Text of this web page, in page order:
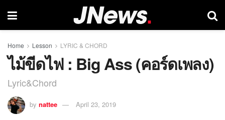
Home Lesson LYRIC & CHORD
ไม้ขีดไฟ : Big Ass (คอร์ดเพลง)
Lyric&Chord
by nattee April 23, 2019